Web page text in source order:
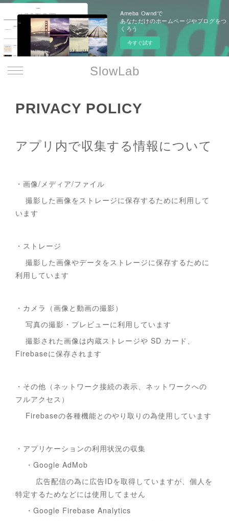
Ameba Owndで
あなただけのホームページやブログをつ
くろう
今すぐ試す
SlowLab
PRIVACY POLICY
アプリ内で収集する情報について
・画像/メディア/ファイル
撮影した画像をストレージに保存するために利用して
います
・ストレージ
撮影した画像やデータをストレージに保存するために
利用しています
・カメラ（画像と動画の撮影）
写真の撮影・プレビューに利用しています
撮影された画像は内蔵ストレージや SD カード、
Firebaseに保存されます
・その他（ネットワーク接続の表示、ネットワークへの
フルアクセス）
Firebaseの各種機能とのやり取りの為使用しています
・アプリケーションの利用状況の収集
・Google AdMob
広告配信の為に広告IDを取得していますが、個人を
特定するためなどには使用してません
・Google Firebase Analytics